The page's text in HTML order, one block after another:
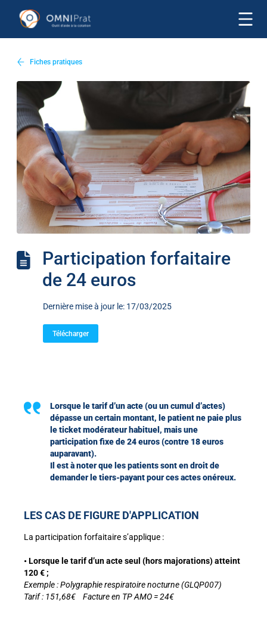
Fiches pratiques
Participation forfaitaire
de 24 euros
Dernière mise à jour le: 17/03/2025
Télécharger
Lorsque le tarif d’un acte (ou un cumul d’actes)
dépasse un certain montant, le patient ne paie plus
le ticket modérateur habituel, mais une
participation fixe de 24 euros (contre 18 euros
auparavant).
Il est à noter que les patients sont en droit de
demander le tiers-payant pour ces actes onéreux.
LES CAS DE FIGURE D'APPLICATION
La participation forfaitaire s’applique :
• Lorsque le tarif d’un acte seul (hors majorations) atteint
120 € ;
Exemple :Polygraphie respiratoire nocturne (GLQP007)
Tarif : 151,68€ Facture en TP AMO = 24€